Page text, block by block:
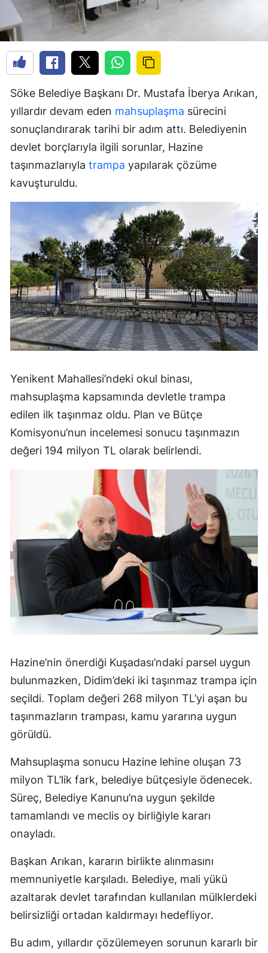
Söke Belediye Başkanı Dr. Mustafa İberya Arıkan,
yıllardır devam eden mahsuplaşma sürecini
sonuçlandırarak tarihi bir adım attı. Belediyenin
devlet borçlarıyla ilgili sorunlar, Hazine
taşınmazlarıyla trampa yapılarak çözüme
kavuşturuldu.
Yenikent Mahallesi’ndeki okul binası,
mahsuplaşma kapsamında devletle trampa
edilen ilk taşınmaz oldu. Plan ve Bütçe
Komisyonu’nun incelemesi sonucu taşınmazın
değeri 194 milyon TL olarak belirlendi.
Hazine’nin önerdiği Kuşadası’ndaki parsel uygun
bulunmazken, Didim’deki iki taşınmaz trampa için
seçildi. Toplam değeri 268 milyon TL’yi aşan bu
taşınmazların trampası, kamu yararına uygun
görüldü.
Mahsuplaşma sonucu Hazine lehine oluşan 73
milyon TL’lik fark, belediye bütçesiyle ödenecek.
Süreç, Belediye Kanunu’na uygun şekilde
tamamlandı ve meclis oy birliğiyle kararı
onayladı.
Başkan Arıkan, kararın birlikte alınmasını
memnuniyetle karşıladı. Belediye, mali yükü
azaltarak devlet tarafından kullanılan mülklerdeki
belirsizliği ortadan kaldırmayı hedefliyor.
Bu adım, yıllardır çözülemeyen sorunun kararlı bir